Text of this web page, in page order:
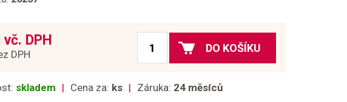
DPH
DPH
DO KOŠÍKU
skladem Cena za: ks Záruka: 24 měsíců